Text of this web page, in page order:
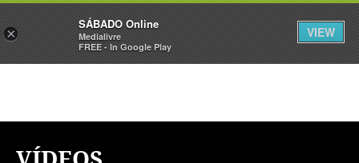
Sábado Assine Iniciar Sessão
×
SÁBADO Online
Medialivre
FREE - In Google Play
VIEW